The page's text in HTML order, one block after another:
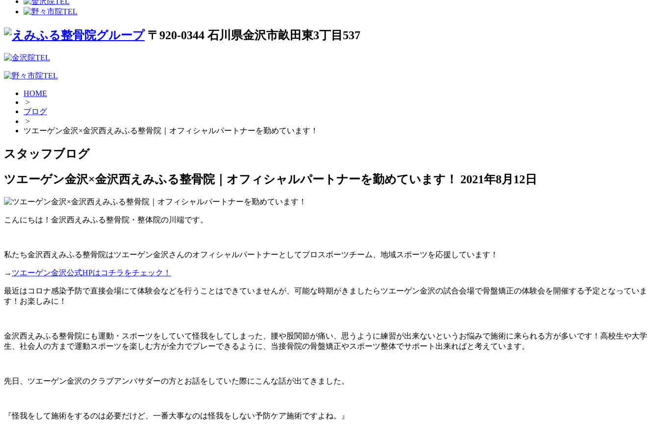
〒920-0344 石川県金沢市畝田東3丁目537
HOME
>
ブログ
>
ツエーゲン金沢×金沢西えみふる整骨院｜オフィシャルパートナーを勤めています！
スタッフブログ
ツエーゲン金沢×金沢西えみふる整骨院｜オフィシャルパートナーを勤めています！
2021年8月12日
こんにちは！金沢西えみふる整骨院・整体院の川端です。
私たち金沢西えみふる整骨院はツエーゲン金沢さんのオフィシャルパートナーとしてプロスポーツチーム、地域スポーツを応援しています！
→ ツエーゲン金沢公式HPはコチラをチェック！
最近はコロナ感染予防で直接会場にて体験会などを行うことはできていませんが、可能な時期がきましたらツエーゲン金沢の試合会場で骨盤矯正の体験会を開催する予定となっていま
す！お楽しみに！
金沢西えみふる整骨院にも運動・スポーツをしていて怪我をしてしまった、腰や股関節が痛い、思うように練習が出来ないというお悩みで施術に来られる方が多いです！高校生や大学
生、社会人の方まで運動スポーツを楽しむ方が全力でプレーできるように、当接骨院の骨盤矯正やスポーツ整体でサポート出来ればと考えています。
先日、ツエーゲン金沢のクラブアンバサダーの方とお話をしていた際にこんな話が出てきました。
『怪我をして施術をするのは必要だけど、一番大事なのは怪我をしない予防ケア施術ですよね。』